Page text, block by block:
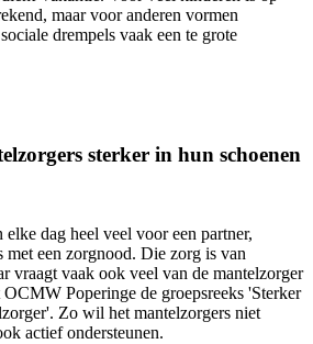
maar voor anderen vormen
drempels vaak een te grote
sterker in hun schoenen
dag heel veel voor een partner,
een zorgnood. Die zorg is van
vraagt vaak ook veel van de mantelzorger
Poperinge de groepsreeks 'Sterker
Zo wil het mantelzorgers niet
actief ondersteunen.